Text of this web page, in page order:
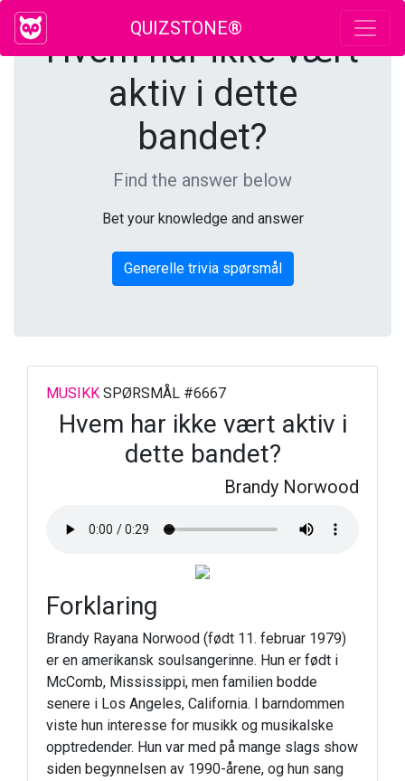
QUIZSTONE®
Hvem har ikke vært
aktiv i dette
bandet?
Find the answer below
Bet your knowledge and answer
Generelle trivia spørsmål
MUSIKK SPØRSMÅL #6667
Hvem har ikke vært aktiv i
dette bandet?
Brandy Norwood
Forklaring
Brandy Rayana Norwood (født 11. februar 1979)
er en amerikansk soulsangerinne. Hun er født i
McComb, Mississippi, men familien bodde
senere i Los Angeles, California. I barndommen
viste hun interesse for musikk og musikalske
opptredender. Hun var med på mange slags show
siden begynnelsen av 1990-årene, og hun sang